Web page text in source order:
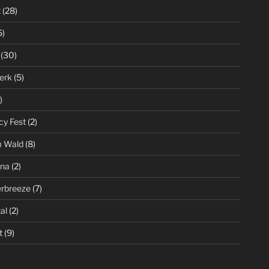
(28)
(5)
Fest(2)
Wald(8)
(2)
(7)
(2)
(9)